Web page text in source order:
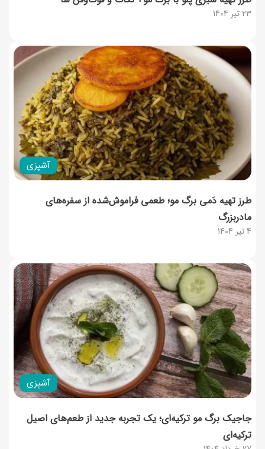
23 تیر 1404
آشپزی
4 تیر 1404
طرز تهیه دَمی برگ مو؛ طعمی فراموش‌شده از سفره‌های
مادربزرگ
آشپزی
جاجیک برگ مو ترکیه‌ای؛ یک تجربه جدید از طعم‌های اصیل
ترکیه‌ای